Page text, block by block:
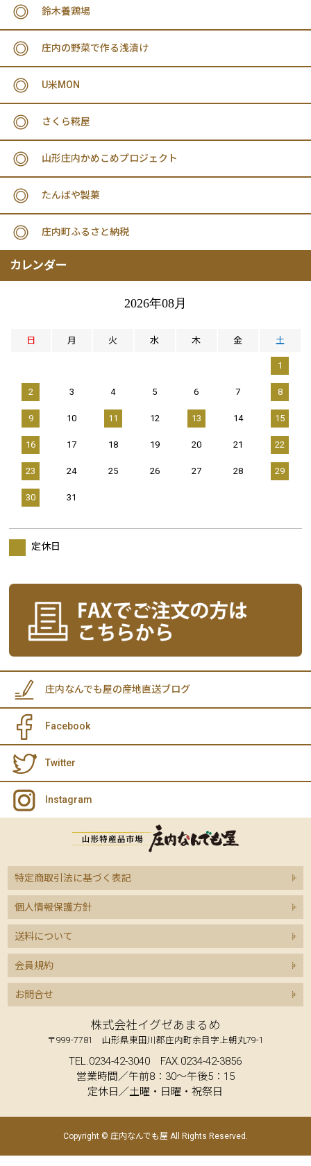
鈴木養鶏場
庄内の野菜で作る浅漬け
U米MON
さくら糀屋
山形庄内かめこめプロジェクト
たんばや製菓
庄内町ふるさと納税
カレンダー
2026年08月
日 月 火 水 木 金 土
1
2 3 4 5 6 7 8
9 10 11 12 13 14 15
16 17 18 19 20 21 22
23 24 25 26 27 28 29
30 31
定休日
庄内なんでも屋の産地直送ブログ
Facebook
Twitter
Instagram
特定商取引法に基づく表記
個人情報保護方針
送料について
会員規約
お問合せ
株式会社イグゼあまるめ
〒999-7781 山形県東田川郡庄内町余目字上朝丸79-1
TEL.0234-42-3040 FAX.0234-42-3856
営業時間／午前8：30～午後5：15
定休日／土曜・日曜・祝祭日
Copyright © 庄内なんでも屋 All Rights Reserved.